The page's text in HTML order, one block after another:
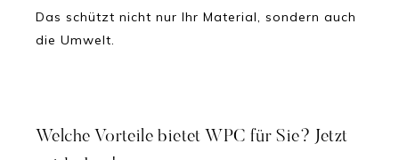
Das schützt nicht nur Ihr Material, sondern auch
die Umwelt.
Welche Vorteile bietet WPC für Sie? Jetzt